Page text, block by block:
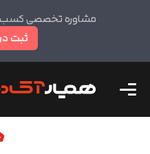
مشاوره تخصصی
ثبت